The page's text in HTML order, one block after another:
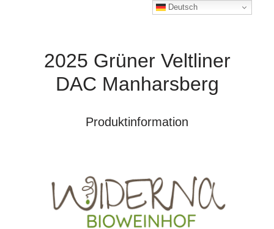
2025 Grüner Veltliner
DAC Manharsberg
Produktinformation
Deutsch